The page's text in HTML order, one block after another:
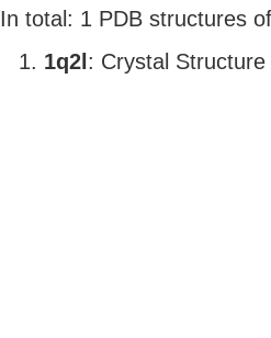
In total: 1 PDB structures
1q2l : Crystal